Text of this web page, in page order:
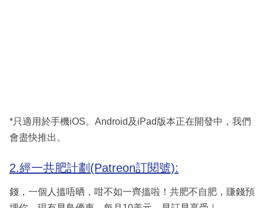
*只適用於手機iOS。Android及iPad版本正在開發中，我們
會盡快推出。
2.經一共肥計劃(Patreon訂閱號):
錢，一個人搵唔晒，咁不如一齊搵啦！共肥不自肥，賺錢預